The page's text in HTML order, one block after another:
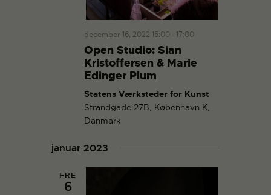
december 16, 2022 15:00 - 17:00
Open Studio: Sian
Kristoffersen & Marie
Edinger Plum
Statens Værksteder for Kunst
Strandgade 27B, København K,
Danmark
januar 2023
FRE
6